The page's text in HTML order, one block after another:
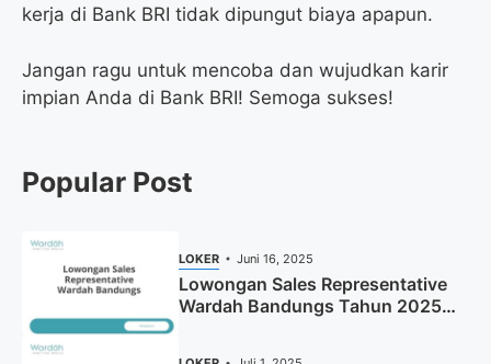
kerja di Bank BRI tidak dipungut biaya apapun.
Jangan ragu untuk mencoba dan wujudkan karir
impian Anda di Bank BRI! Semoga sukses!
Popular Post
LOKER Juni 16, 2025
Lowongan Sales Representative
Wardah Bandungs Tahun 2025